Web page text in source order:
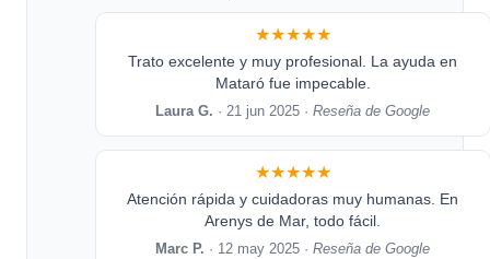
★★★★★
Trato excelente y muy profesional. La ayuda en
Mataró fue impecable.
Laura G. · 21 jun 2025 ·Reseña de Google
★★★★★
Atención rápida y cuidadoras muy humanas. En
Arenys de Mar, todo fácil.
Marc P. · 12 may 2025 ·Reseña de Google